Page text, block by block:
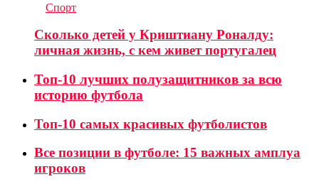
Спорт
Сколько детей у Криштиану Роналду:
личная жизнь, с кем живет португалец
Топ-10 лучших полузащитников за всю
историю футбола
Топ-10 самых красивых футболистов
Все позиции в футболе: 15 важных амплуа
игроков